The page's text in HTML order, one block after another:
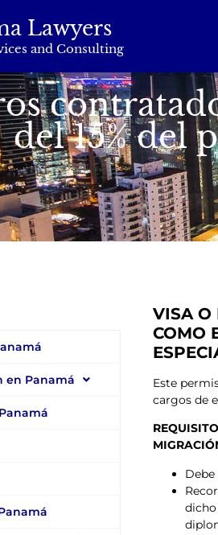
Lawyers
and Consulting
del 15% del
en Panamá
VISA O
COMO
Este
cargos de